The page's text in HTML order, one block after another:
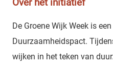
Over het initiatief
De Groene Wijk Week is
Duurzaamheidspact.
wijken in het teken van